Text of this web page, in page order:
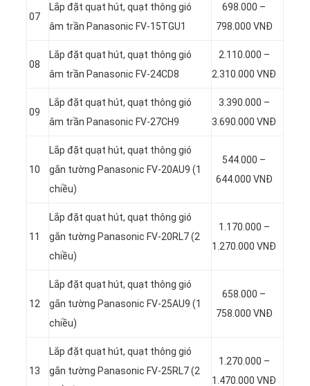
07
Lắp đặt quạt hút, quạt thông gió
âm trần Panasonic FV-15TGU1
698.000 –
798.000 VNĐ
08
Lắp đặt quạt hút, quạt thông gió
âm trần Panasonic FV-24CD8
2.110.000 –
2.310.000 VNĐ
09
Lắp đặt quạt hút, quạt thông gió
âm trần Panasonic FV-27CH9
3.390.000 –
3.690.000 VNĐ
10
Lắp đặt quạt hút, quạt thông gió
gắn tường Panasonic FV-20AU9 (1
chiều)
544.000 –
644.000 VNĐ
11
Lắp đặt quạt hút, quạt thông gió
gắn tường Panasonic FV-20RL7 (2
chiều)
1.170.000 –
1.270.000 VNĐ
12
Lắp đặt quạt hút, quạt thông gió
gắn tường Panasonic FV-25AU9 (1
chiều)
658.000 –
758.000 VNĐ
13
Lắp đặt quạt hút, quạt thông gió
gắn tường Panasonic FV-25RL7 (2
1.270.000 –
1.470.000 VNĐ